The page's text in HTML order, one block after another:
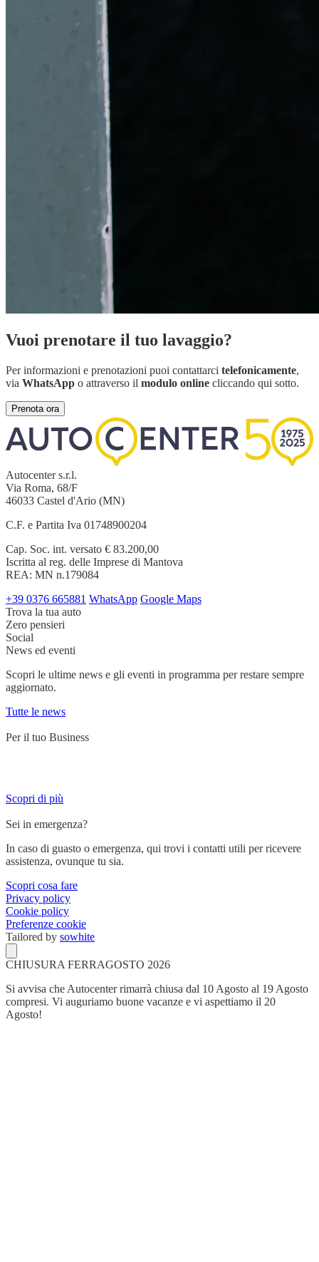
Vuoi prenotare il tuo lavaggio?
Per informazioni e prenotazioni puoi contattarci telefonicamente,
via WhatsApp o attraverso il modulo online cliccando qui sotto.
Prenota ora
Autocenter s.r.l.
Via Roma, 68/F
46033 Castel d'Ario (MN)
C.F. e Partita Iva 01748900204
Cap. Soc. int. versato € 83.200,00
Iscritta al reg. delle Imprese di Mantova
REA: MN n.179084
+39 0376 665881 WhatsApp Google Maps
Trova la tua auto
Zero pensieri
Social
News ed eventi
Scopri le ultime news e gli eventi in programma per restare sempre
aggiornato.
Tutte le news
Per il tuo Business
Scopri di più
Sei in emergenza?
In caso di guasto o emergenza, qui trovi i contatti utili per ricevere
assistenza, ovunque tu sia.
Scopri cosa fare
Privacy policy
Cookie policy
Preferenze cookie
Tailored by sowhite
CHIUSURA FERRAGOSTO 2026
Si avvisa che Autocenter rimarrà chiusa dal 10 Agosto al 19 Agosto
compresi. Vi auguriamo buone vacanze e vi aspettiamo il 20
Agosto!